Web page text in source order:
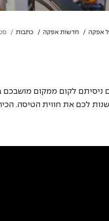
אפקה חדשות אפקה כתבות
ניסיתם לקום ממקום מושבכם
לכם את חווית הטיסה.